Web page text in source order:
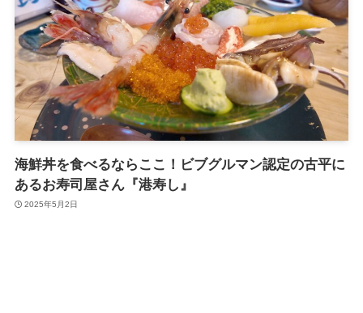
海鮮丼を食べるならここ！ビブグルマン認定の古平に
あるお寿司屋さん『港寿し』
2025年5月2日